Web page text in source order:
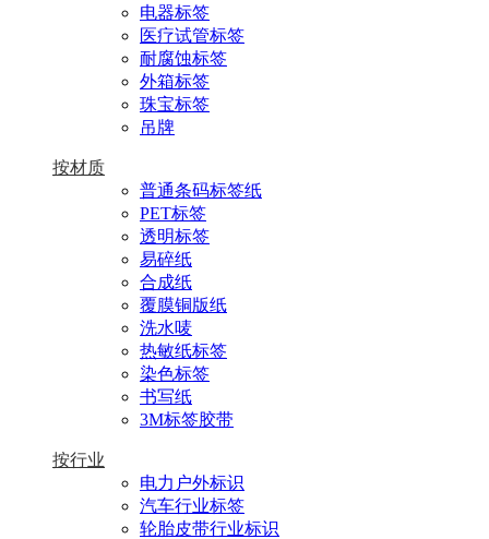
电器标签
医疗试管标签
耐腐蚀标签
外箱标签
珠宝标签
吊牌
按材质
普通条码标签纸
PET标签
透明标签
易碎纸
合成纸
覆膜铜版纸
洗水唛
热敏纸标签
染色标签
书写纸
3M标签胶带
按行业
电力户外标识
汽车行业标签
轮胎皮带行业标识